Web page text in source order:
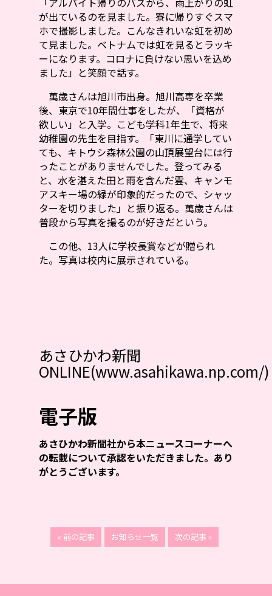
が出ているのを見ました。寮に帰りすぐスマ
ホで撮影しました。こんなきれいな虹を初め
て見ました。ベトナムでは虹を見るとラッキ
ーになります。コロナに負けない思いを込め
ました」と笑顔で話す。
萬歳さんは旭川市出身。旭川高専を卒業
後、東京で10年間仕事をしたが、「資格が
欲しい」と入学。こども学科1年生で、将来
幼稚園の先生を目指す。「東川に通学してい
ても、キトウシ森林公園の山頂展望台には行
ったことがありませんでした。登ってみる
と、水を湛えた田と雨を含んだ雲、キャンモ
アスキー場の緑が印象的だったので、シャッ
ターを切りました」と振り返る。萬歳さんは
普段から写真を撮るのが好きだという。
この他、13人に学校長賞などが贈られ
た。写真は校内に展示されている。
あさひかわ新聞
ONLINE(www.asahikawa.np.com/)
電子版
あさひかわ新聞社から本ニュースコーナーへ
の転載について承認をいただきました。あり
がとうございます。
« 前の記事 お知らせ一覧 次の記事 »